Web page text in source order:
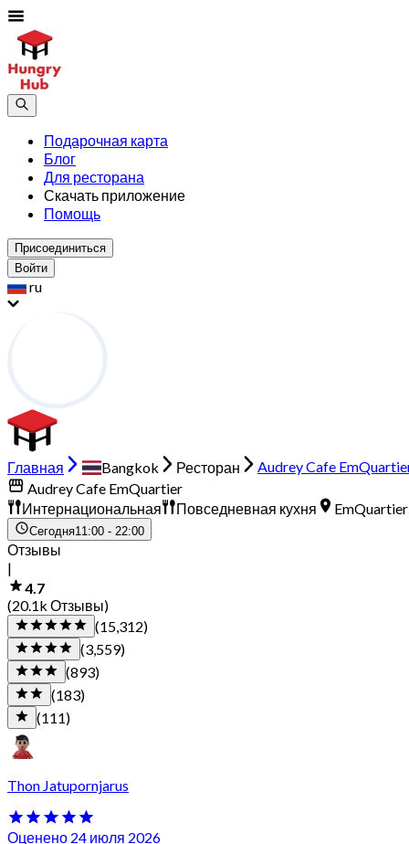
Подарочная карта
Блог
Для ресторана
Скачать приложение
Помощь
Присоединиться
Войти
ru
Главная Bangkok Ресторан
Audrey Cafe
Audrey Cafe EmQuartier
Интернациональная
Повседневная кухня EmQuartier
Сегодня11:00 - 22:00
Отзывы
|
4.7
(20.1k Отзывы)
(15,312)
(3,559)
(893)
(183)
(111)
Thon Jatupornjarus
Оценено 24 июля 2026